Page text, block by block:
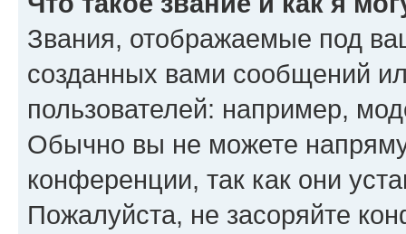
Звания, отображаемые под
созданных вами сообщений
пользователей: например,
Обычно вы не можете
конференции, так как они
Пожалуйста, не засоряйте